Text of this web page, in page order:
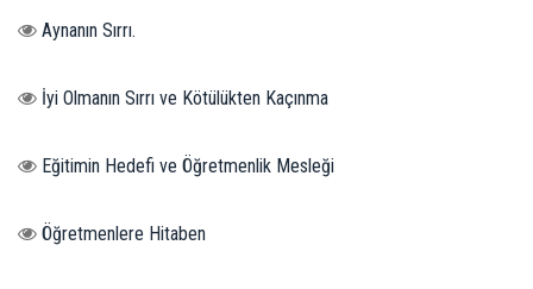
Aynanın Sırrı.
İyi Olmanın Sırrı ve Kötülükten Kaçınma
Eğitimin Hedefi ve Öğretmenlik Mesleği
Öğretmenlere Hitaben